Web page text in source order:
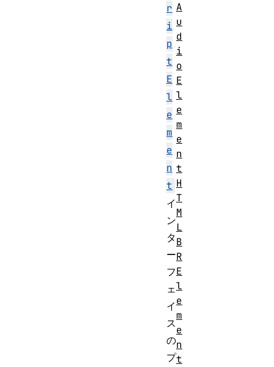
r
i
p
t
E
l
e
m
e
n
t
イ
ン
タ
ー
フ
ェ
イ
ス
の
プ
A
u
d
i
o
E
l
e
m
e
n
t
H
T
M
L
B
R
E
l
e
m
e
n
t